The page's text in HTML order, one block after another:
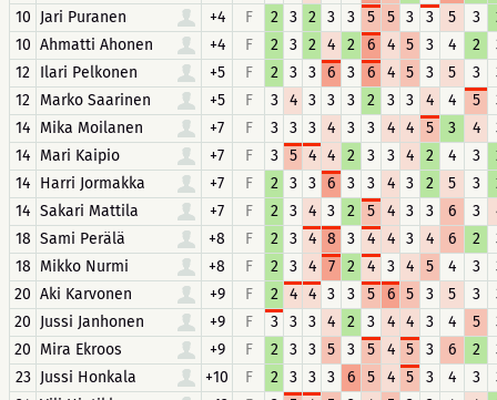
10 Jari Puranen +4 F 2 3 2 3 3 5 5 3 3 5 3
10 Ahmatti Ahonen +4 F 2 3 2 4 2 6 4 5 3 4 2
12 Ilari Pelkonen +5 F 2 3 3 6 3 6 4 5 3 5 3
12 Marko Saarinen +5 F 3 4 3 3 3 2 3 3 4 4 5
14 Mika Moilanen +7 F 3 3 3 4 3 3 4 4 5 3 4
14 Mari Kaipio +7 F 3 5 4 4 2 3 3 4 2 4 3
14 Harri Jormakka +7 F 2 3 3 6 3 3 4 3 2 5 3
14 Sakari Mattila +7 F 2 3 4 3 2 5 4 3 3 6 3
18 Sami Perälä +8 F 2 3 4 8 3 4 4 3 4 6 2
18 Mikko Nurmi +8 F 2 3 4 7 2 4 3 4 5 4 3
20 Aki Karvonen +9 F 2 4 4 3 3 5 6 5 3 5 3
20 Jussi Janhonen +9 F 3 3 3 4 2 3 4 4 3 4 5
20 Mira Ekroos +9 F 2 3 3 5 3 5 4 5 3 6 2
23 Jussi Honkala +10 F 2 3 3 3 6 5 4 5 3 4 3